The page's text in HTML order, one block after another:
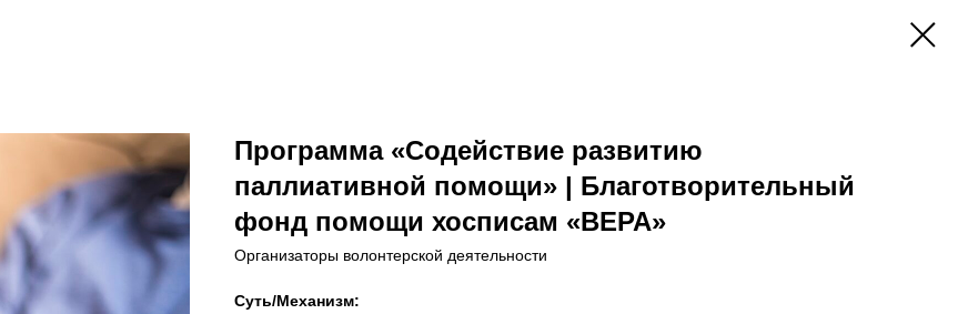
Программа «Содействие развитию
паллиативной помощи» | Благотворительный
фонд помощи хосписам «ВЕРА»
Организаторы волонтерской деятельности
Суть/Механизм: